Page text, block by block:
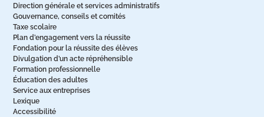
Direction générale et services administratifs
Gouvernance, conseils et comités
Taxe scolaire
Plan d’engagement vers la réussite
Fondation pour la réussite des élèves
Divulgation d’un acte répréhensible
Formation professionnelle
Éducation des adultes
Service aux entreprises
Lexique
Accessibilité